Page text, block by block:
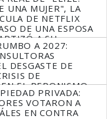
UNA MUJER", LA
DE NETFLIX
DE UNA ESPOSA
A SU
A 2027:
DESGASTE DE
DE
EL PERONISMO
PRIVADA:
VOTARON A
EN CONTRA